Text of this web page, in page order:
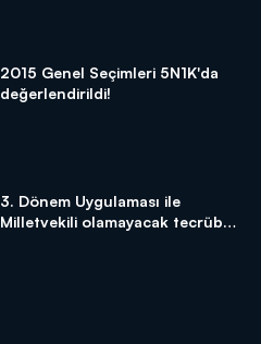
2015 Genel Seçimleri 5N1K'da
değerlendirildi!
3. Dönem Uygulaması ile
Milletvekili olamayacak tecrübeli